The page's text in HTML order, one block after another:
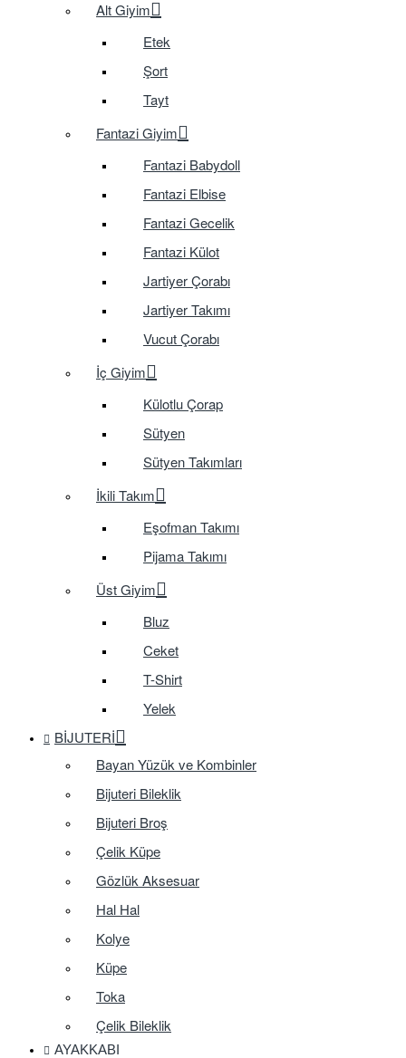
Alt Giyim
Etek
Şort
Tayt
Fantazi Giyim
Fantazi Babydoll
Fantazi Elbise
Fantazi Gecelik
Fantazi Külot
Jartiyer Çorabı
Jartiyer Takımı
Vucut Çorabı
İç Giyim
Külotlu Çorap
Sütyen
Sütyen Takımları
İkili Takım
Eşofman Takımı
Pijama Takımı
Üst Giyim
Bluz
Ceket
T-Shirt
Yelek
BIJUTERI
Bayan Yüzük ve Kombinler
Bijuteri Bileklik
Bijuteri Broş
Çelik Küpe
Gözlük Aksesuar
Hal Hal
Kolye
Küpe
Toka
Çelik Bileklik
AYAKKABI